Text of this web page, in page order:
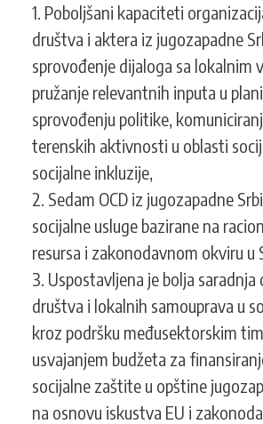
1. Poboljšani kapaciteti
društva i aktera iz jugozapadne
sprovođenje dijaloga sa lokalnim
pružanje relevantnih inputa u
sprovođenju politike,
terenskih aktivnosti u oblasti
socijalne inkluzije,
2. Sedam OCD iz jugozapadne
socijalne usluge bazirane na
resursa i zakonodavnom okviru u
3. Uspostavljena je bolja saradnja
društva i lokalnih samouprava u
kroz podršku međusektorskim
usvajanjem budžeta za
socijalne zaštite u opštine
na osnovu iskustva EU i